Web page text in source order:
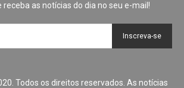
receba as notícias do dia no seu e-mail!
Inscreva-se
Todos os direitos reservados. As notícias